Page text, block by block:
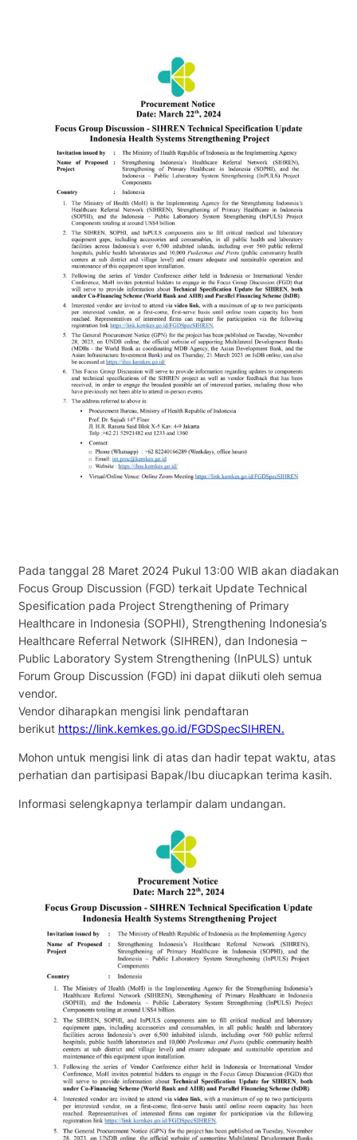
Pada tanggal 28 Maret 2024 Pukul 13:00 WIB akan diadakan
Focus Group Discussion (FGD) terkait Update Technical
Spesification pada Project Strengthening of Primary
Healthcare in Indonesia (SOPHI), Strengthening Indonesia’s
Healthcare Referral Network (SIHREN), dan Indonesia –
Public Laboratory System Strengthening (InPULS) untuk
Forum Group Discussion (FGD) ini dapat diikuti oleh semua
vendor.
Vendor diharapkan mengisi link pendaftaran
berikut https://link.kemkes.go.id/FGDSpecSIHREN.
Mohon untuk mengisi link di atas dan hadir tepat waktu, atas
perhatian dan partisipasi Bapak/Ibu diucapkan terima kasih.
Informasi selengkapnya terlampir dalam undangan.